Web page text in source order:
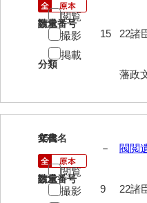
請求番号
22諸
分類
藩政
数量
15
閲覧
撮影
掲載
15
文書名
閥閲
請求番号
22諸
年代
－
数量
9
閲覧
撮影